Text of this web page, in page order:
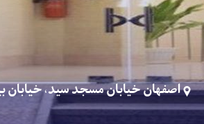
اصفهان خیابان مسجد سید، خیابان بید آبادی،